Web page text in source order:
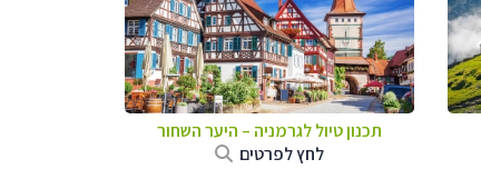
תכנון טיול לגרמניה – היער השחור
לחץ לפרטים